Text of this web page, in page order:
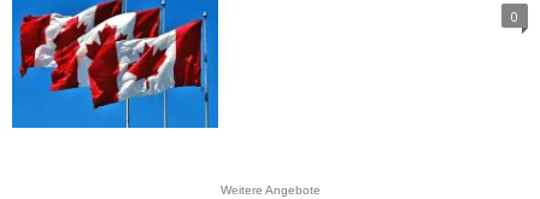
0
Weitere Angebote